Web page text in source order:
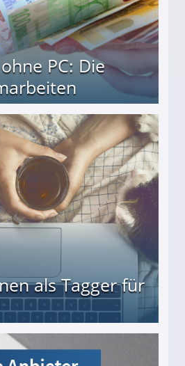
PC: Die
als Tagger für